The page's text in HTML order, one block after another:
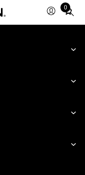
0
Total
items
cart: